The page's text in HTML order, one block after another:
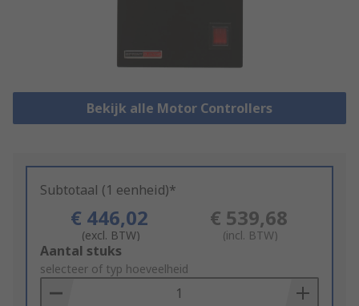
Bekijk alle Motor Controllers
Subtotaal (1 eenheid)*
€ 446,02
(excl. BTW)
€ 539,68
(incl. BTW)
Add
to
Basket
Aantal stuks
selecteer of typ hoeveelheid